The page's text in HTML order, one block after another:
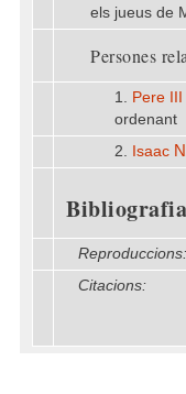
els jueus de
Persones
1. Pere
ordenant
2. Isaac
Bibliografia
Reproduccions:
Citacions: